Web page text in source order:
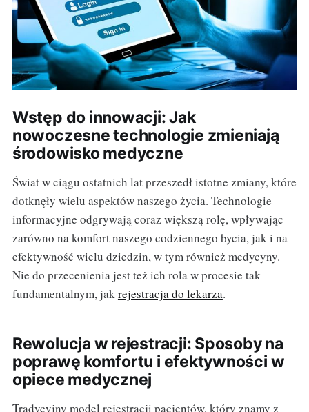
Wstęp do innowacji: Jak
nowoczesne technologie zmieniają
środowisko medyczne
Świat w ciągu ostatnich lat przeszedł istotne zmiany, które
dotknęły wielu aspektów naszego życia. Technologie
informacyjne odgrywają coraz większą rolę, wpływając
zarówno na komfort naszego codziennego bycia, jak i na
efektywność wielu dziedzin, w tym również medycyny.
Nie do przecenienia jest też ich rola w procesie tak
fundamentalnym, jakrejestracja do lekarza.
Rewolucja w rejestracji: Sposoby na
poprawę komfortu i efektywności w
opiece medycznej
Tradycyjny model rejestracji pacjentów, który znamy z